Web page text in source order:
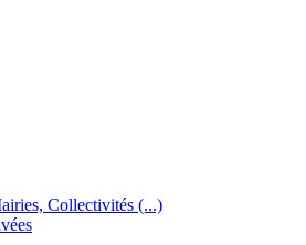
Collectivités (...)